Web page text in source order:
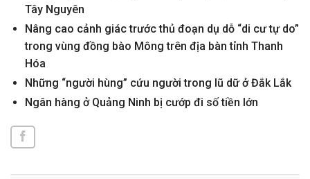
Tây Nguyên
Nâng cao cảnh giác trước thủ đoạn dụ dỗ “di cư tự do”
trong vùng đồng bào Mông trên địa bàn tỉnh Thanh
Hóa
Những “người hùng” cứu người trong lũ dữ ở Đắk Lắk
Ngân hàng ở Quảng Ninh bị cướp đi số tiền lớn